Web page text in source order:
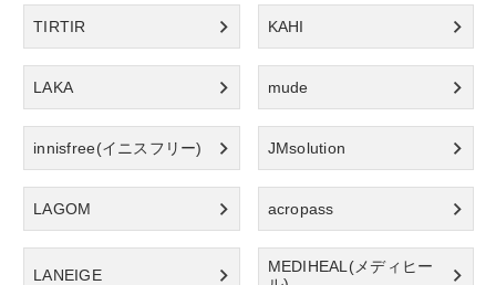
TIRTIR KAHI
LAKA mude
innisfree(イニスフリー) JMsolution
LAGOM acropass
LANEIGE
MEDIHEAL(メディヒー